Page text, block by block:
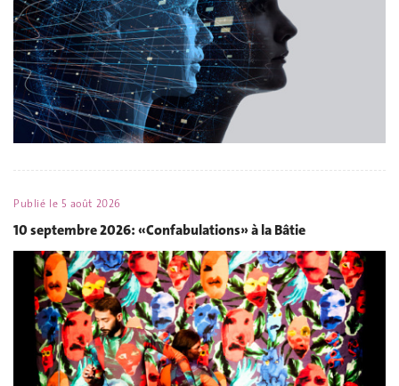
Publié le 5 août 2026
10 septembre 2026: «Confabulations» à la Bâtie